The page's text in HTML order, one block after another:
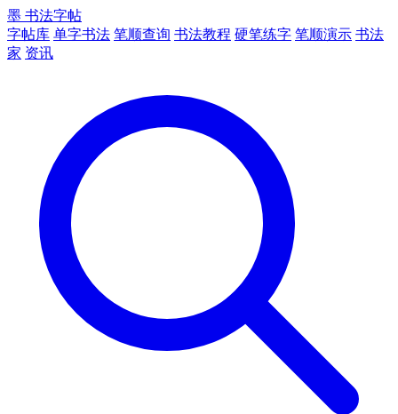
墨 书法字帖
字帖库 单字书法 笔顺查询 书法教程 硬笔练字 笔顺演示 书法
家 资讯